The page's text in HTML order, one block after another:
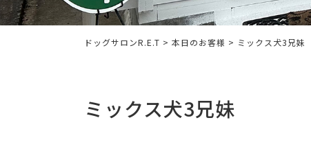
ドッグサロンR.E.T > 本日のお客様 > ミックス犬3兄妹
ミックス犬3兄妹